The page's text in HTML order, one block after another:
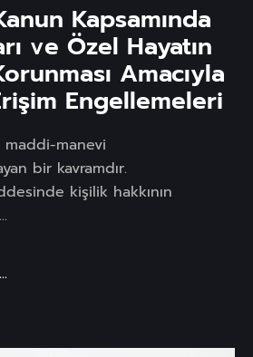
Kapsamında
ve Özel Hayatın
Amacıyla
Engellemeleri
maddi-manevi
bir kavramdır.
kişilik hakkının